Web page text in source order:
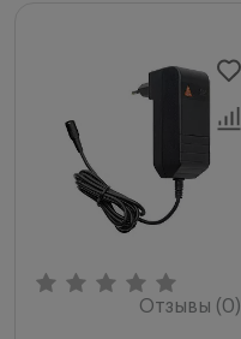
Отзывы (0)